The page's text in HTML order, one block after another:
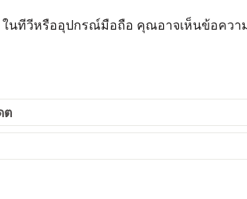
ในทีวีหรืออุปกรณ์มือถือ คุณอาจเห็นข้อคว
ต